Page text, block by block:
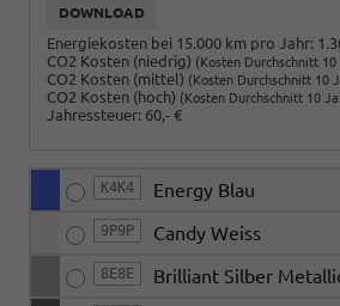
DOWNLOAD
Energiekosten bei 15.000 km pro Jahr:
CO2 Kosten (niedrig) (Kosten Durchschnitt 10
CO2 Kosten (mittel) (Kosten Durchschnitt 10
CO2 Kosten (hoch) (Kosten Durchschnitt 10
Jahressteuer: 60,- €
K4K4 Energy Blau
9P9P Candy Weiss
8E8E Brilliant Silber